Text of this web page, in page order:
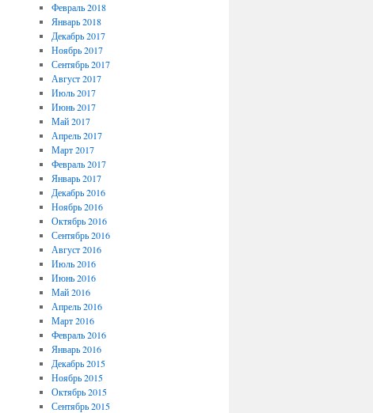
Февраль 2018
Январь 2018
Декабрь 2017
Ноябрь 2017
Сентябрь 2017
Август 2017
Июль 2017
Июнь 2017
Май 2017
Апрель 2017
Март 2017
Февраль 2017
Январь 2017
Декабрь 2016
Ноябрь 2016
Октябрь 2016
Сентябрь 2016
Август 2016
Июль 2016
Июнь 2016
Май 2016
Апрель 2016
Март 2016
Февраль 2016
Январь 2016
Декабрь 2015
Ноябрь 2015
Октябрь 2015
Сентябрь 2015